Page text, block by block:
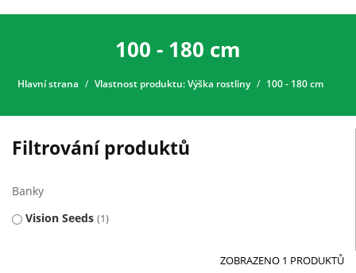
100 - 180 cm
Hlavní strana Vlastnost produktu: Výška rostliny 100 - 180 cm
Filtrování produktů
Banky
Vision Seeds 1
ZOBRAZENO 1 PRODUKTŮ